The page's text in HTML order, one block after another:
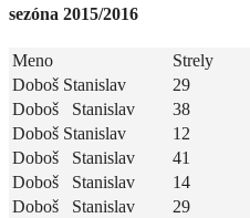
sezóna 2015/2016
Meno Strely
Doboš Stanislav
29
Doboš Stanislav
38
Doboš Stanislav
12
Doboš Stanislav
41
Doboš Stanislav
14
Doboš Stanislav
29